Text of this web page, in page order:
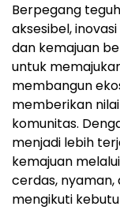
Berpegang
aksesibel,
dan kemajuan
untuk
membangun
memberikan
komunitas.
menjadi lebih
kemajuan
cerdas,
mengikuti